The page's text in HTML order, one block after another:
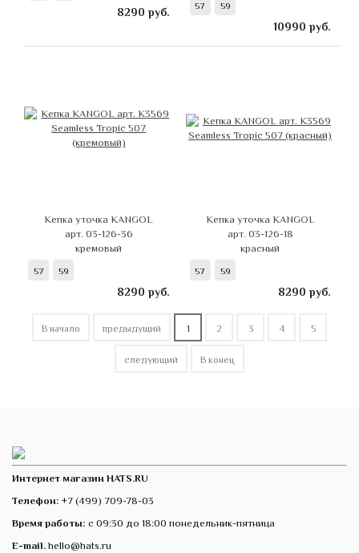
8290 руб. 57 59
10990 руб.
Кепка уточка KANGOL
арт. 03-126-36
кремовый
57 59
8290 руб.
Кепка уточка KANGOL
арт. 03-126-18
красный
57 59
8290 руб.
В начало предыдущий 1 2 3 4 5
следующий В конец
Интернет магазин HATS.RU
Телефон: +7 (499) 709-78-03
Время работы: с 09:30 до 18:00 понедельник-пятница
E-mail. hello@hats.ru